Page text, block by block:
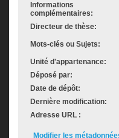
Informations
complémentaires:
Directeur de thèse:
Mots-clés ou Sujets:
Unité d'appartenance:
Déposé par:
Date de dépôt:
Dernière modification:
Adresse URL :
Modifier les